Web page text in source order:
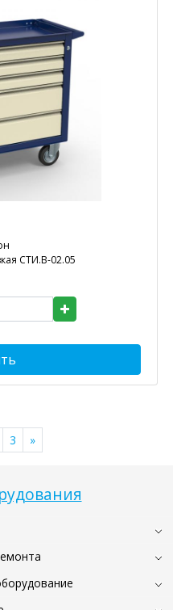
СТИ.В-02.05
3 »